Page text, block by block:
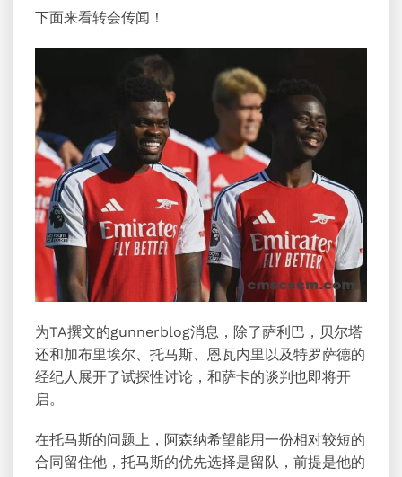
下面来看转会传闻！
为TA撰文的gunnerblog消息，除了萨利巴，贝尔塔
还和加布里埃尔、托马斯、恩瓦内里以及特罗萨德的
经纪人展开了试探性讨论，和萨卡的谈判也即将开
启。
在托马斯的问题上，阿森纳希望能用一份相对较短的
合同留住他，托马斯的优先选择是留队，前提是他的